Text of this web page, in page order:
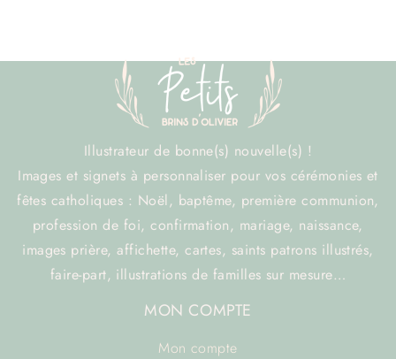
Illustrateur de bonne(s) nouvelle(s) !
Images et signets à personnaliser pour vos cérémonies et
fêtes catholiques : Noël, baptême, première communion,
profession de foi, confirmation, mariage, naissance,
images prière, affichette, cartes, saints patrons illustrés,
faire-part, illustrations de familles sur mesure…
MON COMPTE
Mon compte